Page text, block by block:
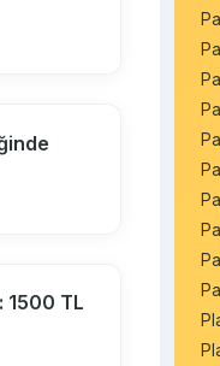
1500 TL